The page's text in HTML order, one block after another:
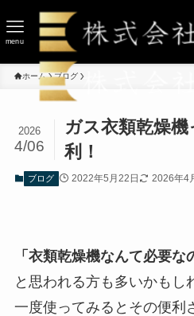
menu
ホーム ブログ
ガス衣類乾燥
利！
2026
4/06
ブログ 2022年5月22日 2026年4
「衣類乾燥機なんて必要な
と思われる方も多いかもし
一度使ってみるとその便利